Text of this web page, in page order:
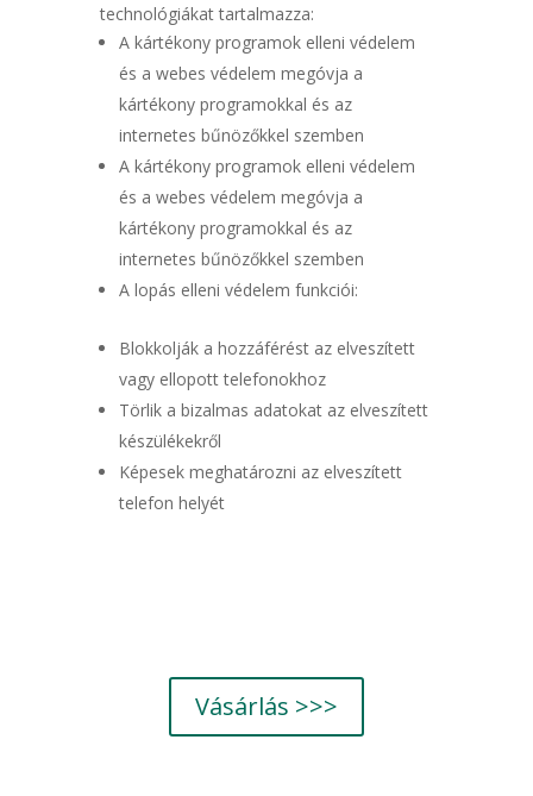
technológiákat tartalmazza:
A kártékony programok elleni védelem
és a webes védelem megóvja a
kártékony programokkal és az
internetes bűnözőkkel szemben
A kártékony programok elleni védelem
és a webes védelem megóvja a
kártékony programokkal és az
internetes bűnözőkkel szemben
A lopás elleni védelem funkciói:
Blokkolják a hozzáférést az elveszített
vagy ellopott telefonokhoz
Törlik a bizalmas adatokat az elveszített
készülékekről
Képesek meghatározni az elveszített
telefon helyét
Vásárlás >>>